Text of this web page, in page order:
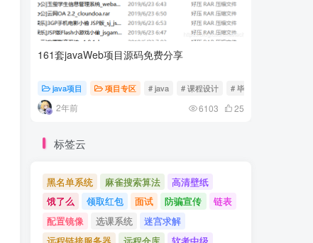
161套javaWeb项目源码免费分享
java项目 项目专区 # java # 课程设计 # 毕业设计
2年前 6103 25
标签云
黑名单系统 麻雀搜索算法
高清壁纸
饿了么
领取红包 面试 防骗宣传
链表
配置镜像
选课系统
迷宫求解